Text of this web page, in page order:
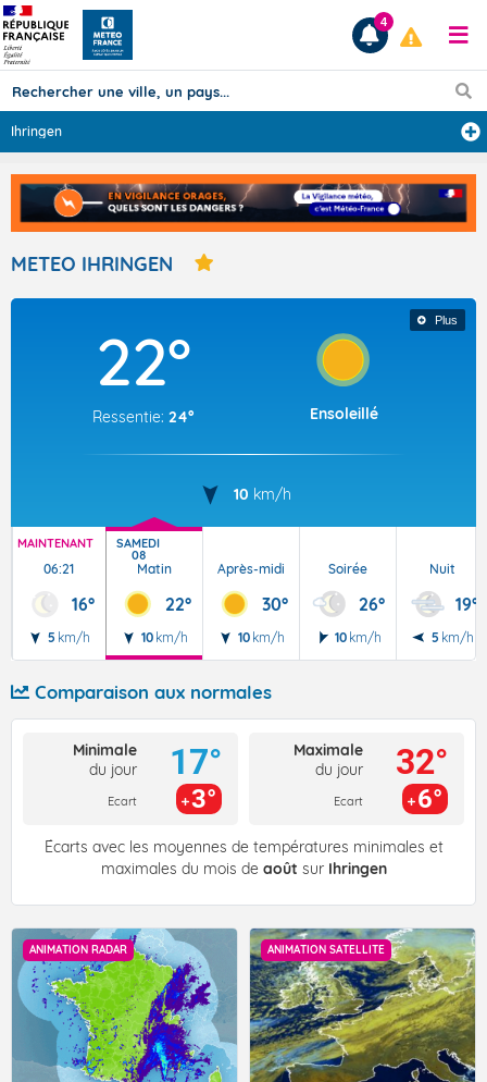
Prévisions
TOUS LES RÉSULTATS
Articles
4
Ihringen
METEO IHRINGEN
Plus
22°
Ressentie: 24° Ensoleillé
10 km/h
MAINTENANT
06:21
16°
5 km/h
SAMEDI
08
Matin
22°
10 km/h
Après-midi
30°
10 km/h
Soirée
26°
10 km/h
Nuit
19°
5 km/h
Comparaison aux normales
Minimale
du jour
Ecart
17°
3°
Maximale
du jour
Ecart
32°
6°
Écarts avec les moyennes de températures minimales et
maximales du mois de août sur Ihringen
ANIMATION RADAR ANIMATION SATELLITE